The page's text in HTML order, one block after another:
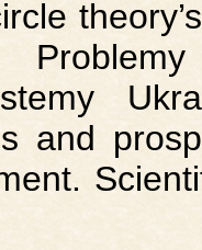
and